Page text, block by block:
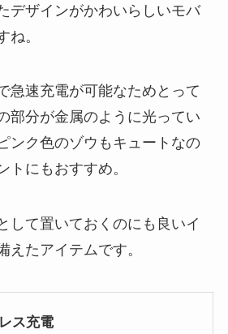
デザインがかわいらしいモバ
ね。
急速充電が可能なためとって
部分が金属のように光ってい
ンク色のゾウもキュートなの
トにもおすすめ。
して置いておくのにも良いイ
えたアイテムです。
ス充電